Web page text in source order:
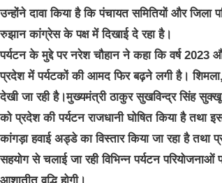
उन्होंने दावा किया है कि पंचायत समितियों और जिला
रुझान कांग्रेस के पक्ष में दिखाई दे रहा है।
पर्यटन के मुद्दे पर नरेश चौहान ने कहा कि वर्ष
प्रदेश में पर्यटकों की आमद फिर बढ़ने लगी है।
देखी जा रही है।मुख्यमंत्री ठाकुर सुखविन्द्र सिंह
को प्रदेश की पर्यटन राजधानी घोषित किया है तथा
कांगड़ा हवाई अड्डे का विस्तार किया जा रहा है तथा
सहयोग से चलाई जा रही विभिन्न पर्यटन